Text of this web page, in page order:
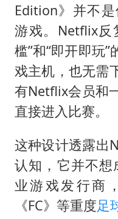
Edition》并不
游戏。Netflix反
槛”和“即开即玩
戏主机，也无需
有Netflix会员和
直接进入比赛。
这种设计透露出
认知，它并不想
业游戏发行商
《FC》等重度足